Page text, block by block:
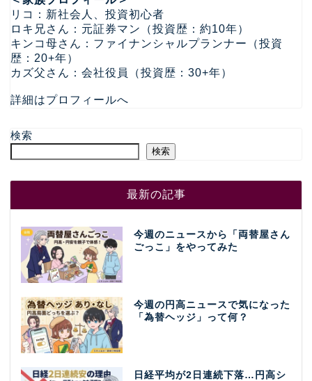
リコ：新社会人、投資初心者
ロキ兄さん：元証券マン（投資歴：約10年）
キンコ母さん：ファイナンシャルプランナー（投資
歴：20+年）
カズ父さん：会社役員（投資歴：30+年）
詳細はプロフィールへ
検索
検索
最新の記事
今週のニュースから「両替屋さん
ごっこ」をやってみた
今週の円高ニュースで気になった
「為替ヘッジ」って何？
日経平均が2日連続下落…円高シ